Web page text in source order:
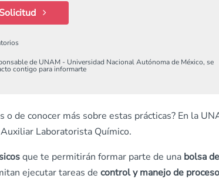
de UNAM - Universidad Nacional Autónoma de México, se
contigo para informarte
de conocer más sobre estas prácticas? En la
Laboratorista Químico.
que te permitirán formar parte de una bolsa de
ejecutar tareas de control y manejo de